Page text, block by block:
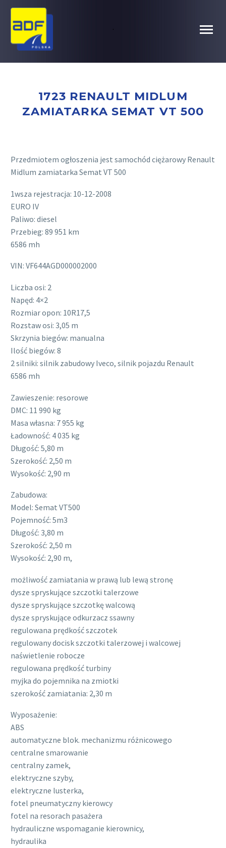
.
1723 RENAULT MIDLUM
ZAMIATARKA SEMAT VT 500
Przedmiotem ogłoszenia jest samochód ciężarowy Renault
Midlum zamiatarka Semat VT 500
1wsza rejestracja: 10-12-2008
EURO IV
Paliwo: diesel
Przebieg: 89 951 km
6586 mh
VIN: VF644AGD000002000
Liczba osi: 2
Napęd: 4×2
Rozmiar opon: 10R17,5
Rozstaw osi: 3,05 m
Skrzynia biegów: manualna
Ilość biegów: 8
2 silniki: silnik zabudowy Iveco, silnik pojazdu Renault
6586 mh
Zawieszenie: resorowe
DMC: 11 990 kg
Masa własna: 7 955 kg
Ładowność: 4 035 kg
Długość: 5,80 m
Szerokość: 2,50 m
Wysokość: 2,90 m
Zabudowa:
Model: Semat VT500
Pojemność: 5m3
Długość: 3,80 m
Szerokość: 2,50 m
Wysokość: 2,90 m,
możliwość zamiatania w prawą lub lewą stronę
dysze spryskujące szczotki talerzowe
dysze spryskujące szczotkę walcową
dysze spryskujące odkurzacz ssawny
regulowana prędkość szczotek
regulowany docisk szczotki talerzowej i walcowej
naświetlenie robocze
regulowana prędkość turbiny
myjka do pojemnika na zmiotki
szerokość zamiatania: 2,30 m
Wyposażenie:
ABS
automatyczne blok. mechanizmu różnicowego
centralne smarowanie
centralny zamek,
elektryczne szyby,
elektryczne lusterka,
fotel pneumatyczny kierowcy
fotel na resorach pasażera
hydrauliczne wspomaganie kierownicy,
hydraulika